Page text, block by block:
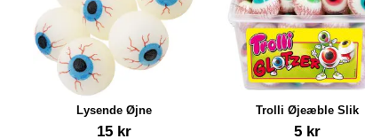
Lysende Øjne
15 kr
Trolli Øjeæble Slik
5 kr